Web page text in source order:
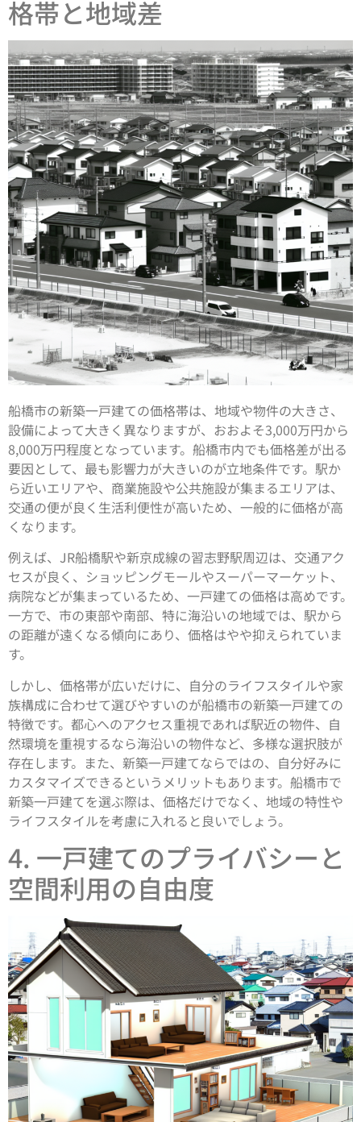
格帯と地域差
船橋市の新築一戸建ての価格帯は、地域や物件の大きさ、
設備によって大きく異なりますが、おおよそ3,000万円から
8,000万円程度となっています。船橋市内でも価格差が出る
要因として、最も影響力が大きいのが立地条件です。駅か
ら近いエリアや、商業施設や公共施設が集まるエリアは、
交通の便が良く生活利便性が高いため、一般的に価格が高
くなります。
例えば、JR船橋駅や新京成線の習志野駅周辺は、交通アク
セスが良く、ショッピングモールやスーパーマーケット、
病院などが集まっているため、一戸建ての価格は高めです。
一方で、市の東部や南部、特に海沿いの地域では、駅から
の距離が遠くなる傾向にあり、価格はやや抑えられていま
す。
しかし、価格帯が広いだけに、自分のライフスタイルや家
族構成に合わせて選びやすいのが船橋市の新築一戸建ての
特徴です。都心へのアクセス重視であれば駅近の物件、自
然環境を重視するなら海沿いの物件など、多様な選択肢が
存在します。また、新築一戸建てならではの、自分好みに
カスタマイズできるというメリットもあります。船橋市で
新築一戸建てを選ぶ際は、価格だけでなく、地域の特性や
ライフスタイルを考慮に入れると良いでしょう。
4. 一戸建てのプライバシーと
空間利用の自由度